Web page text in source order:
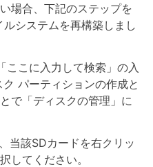
場合、下記のステップを
システムを再構築しまし
ここに入力して検索」の入
パーティションの作成と
で「ディスクの管理」に
当該SDカードを右クリッ
してください。